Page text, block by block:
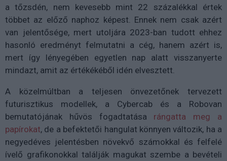
a tőzsdén, nem kevesebb mint 22 százalékkal értek
többet az előző naphoz képest. Ennek nem csak azért
van jelentősége, mert utoljára 2023-ban tudott ehhez
hasonló eredményt felmutatni a cég, hanem azért is,
mert így lényegében egyetlen nap alatt visszanyerte
mindazt, amit az értékékéből idén elvesztett.
A közelmúltban a teljesen önvezetőnek tervezett
futurisztikus modellek, a Cybercab és a Robovan
bemutatójának hűvös fogadtatása rángatta meg a
papírokat, de a befektetői hangulat könnyen változik, ha a
negyedéves jelentésben növekvő számokkal és felfelé
ívelő grafikonokkal találják magukat szembe a bevételi